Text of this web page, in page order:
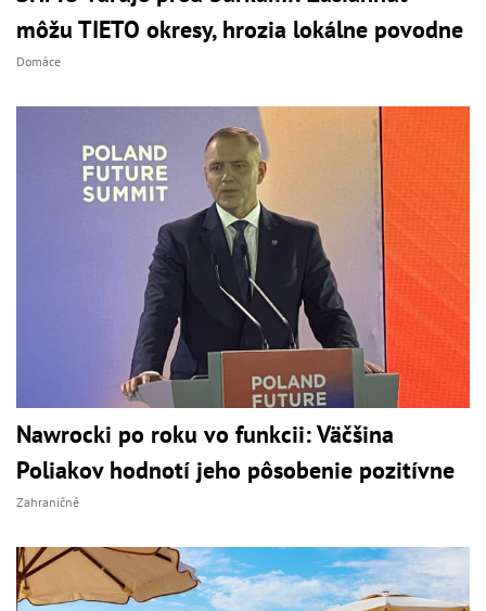
môžu TIETO okresy, hrozia lokálne povodne
Domáce
Nawrocki po roku vo funkcii: Väčšina
Poliakov hodnotí jeho pôsobenie pozitívne
Zahraničné